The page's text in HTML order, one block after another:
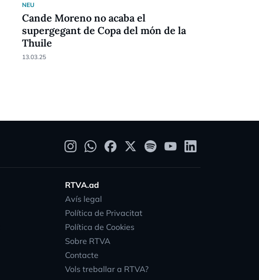
NEU
Cande Moreno no acaba el
supergegant de Copa del món de la
Thuile
13.03.25
RTVA.ad
Avís legal
Política de Privacitat
Política de Cookies
Sobre RTVA
Contacte
Vols treballar a RTVA?